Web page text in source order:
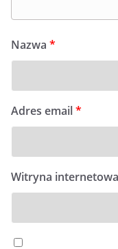
Nazwa *
Adres email*
Witryna internetowa